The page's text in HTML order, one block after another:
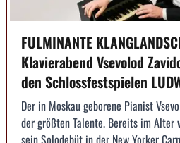
FULMINANTE
Klavierabend Vsevolod
den Schlossfestspielen
Der in Moskau geborene Pianist
der größten Talente. Bereits im Alter
sein Solodebüt in der New Yorker